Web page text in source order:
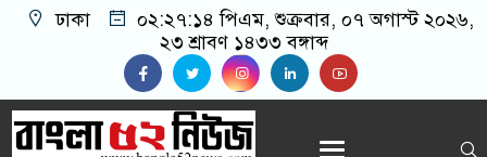
ঢাকা ০২:২৭:১৫ পিএম, শুক্রবার, ০৭ অগাস্ট ২০২৬,
২৩ শ্রাবণ ১৪৩৩ বঙ্গাব্দ